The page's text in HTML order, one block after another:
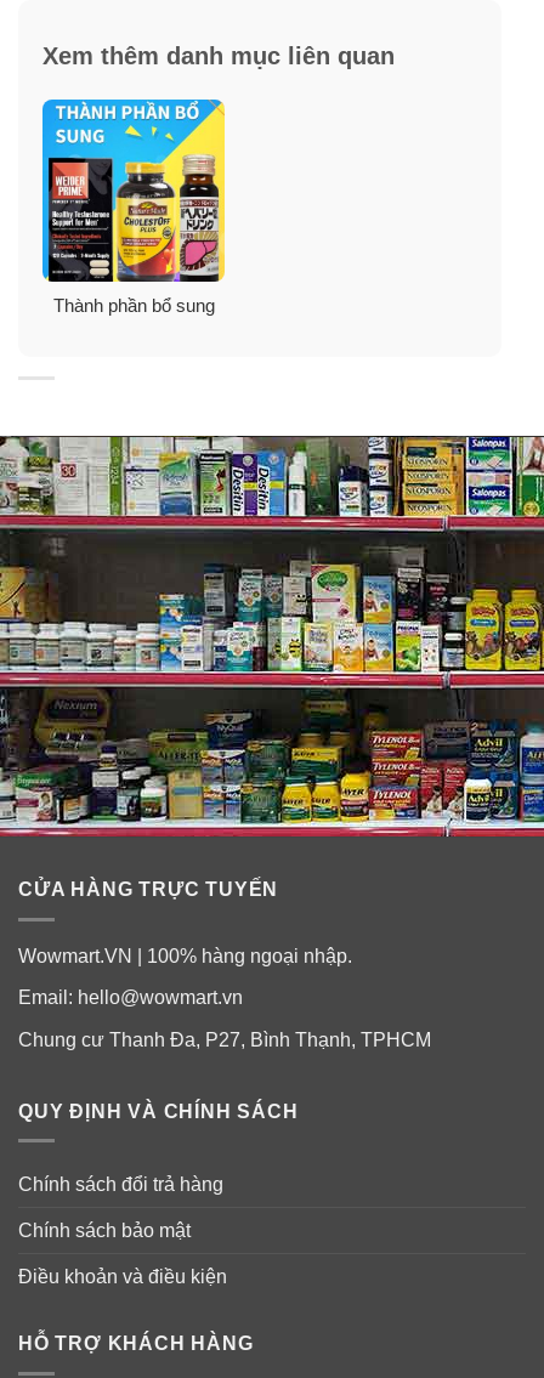
Lợi ích:
Tăng cường oxit nitric.
chất của nam giới.
✓Giúp làm giãn mạch máu, thúc đẩy máu lưu thông
đến các cơ quan quan trọng.
✓Nhờ cung cấp đủ Nitric Oxide, góp phần tạo nên sự
cương cứng xảy ra trong quá trình thân mật ở một
người khỏe mạnh bình thường.
✓Hỗ trợ lưu thông máu giúp hoạt động chăn gối và các
nhu cầu sinh lý khỏe mạnh.
✓Duy trì sức bền, năng lượng, sự tỉnh táo và khoái cảm
cần thiết.
✓Dạng viên Liquid SoftGels dễ nuốt, nhanh hấp thu,
mau phát huy tác dụng.
Thành phần viên uống hỗ trợ tăng Nitric
Oxide Irwin Naturals Steel-Libido Red
Thành phần khác: Gelatin, purified water, glycerin,
dioxide, titanium dioxide (color) and maltodextrin.
Xem thêm danh mục liên quan
Thành phần bổ sung
CỬA HÀNG TRỰC TUYẾN
Wowmart.VN | 100% hàng ngoại nhập.
Email: hello@wowmart.vn
Chung cư Thanh Đa, P27, Bình Thạnh, TPHCM
QUY ĐỊNH VÀ CHÍNH SÁCH
Chính sách đổi trả hàng
Chính sách bảo mật
Điều khoản và điều kiện
HỖ TRỢ KHÁCH HÀNG